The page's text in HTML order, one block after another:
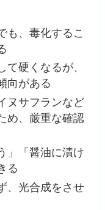
も、毒化するこ
硬くなるが、
向がある
ヌサフランなど
め、厳重な確認
」「醤油に漬け
る
、光合成をさせ